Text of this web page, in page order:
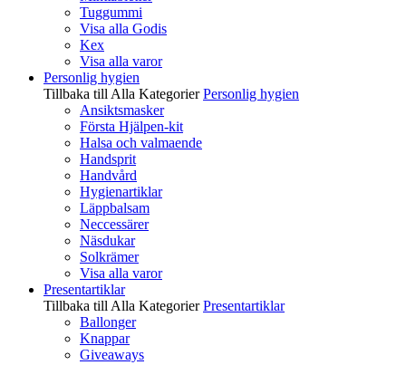
Tuggummi
Visa alla Godis
Kex
Visa alla varor
Personlig hygien
Tillbaka till Alla Kategorier Personlig hygien
Ansiktsmasker
Första Hjälpen-kit
Halsa och valmaende
Handsprit
Handvård
Hygienartiklar
Läppbalsam
Neccessärer
Näsdukar
Solkrämer
Visa alla varor
Presentartiklar
Tillbaka till Alla Kategorier Presentartiklar
Ballonger
Knappar
Giveaways